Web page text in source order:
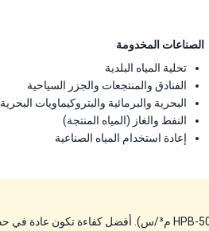
الصناعات المخدومة
تحلية المياه البلدية
الفنادق والمنتجعات والجزر السياحية
البحرية والبرمائية والبتروكيماويات البحرية
النفط والغاز (المياه المنتجة)
إعادة استخدام المياه الصناعية